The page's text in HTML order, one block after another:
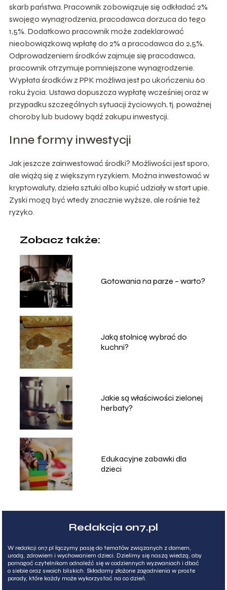
skarb państwa. Pracownik zobowiązuje się odkładać 2%
swojego wynagrodzenia, pracodawca dorzuca do tego
1,5%. Dodatkowo pracownik może zadeklarować
nieobowiązkową wpłatę do 2% a pracodawca do 2,5%.
Odprowadzeniem środków zajmuje się pracodawca,
pracownik otrzymuje pomniejszone wynagrodzenie.
Wypłata środków z PPK możliwa jest po ukończeniu 60
roku życia. Ustawa dopuszcza wypłatę wcześniej oraz w
przypadku szczególnych sytuacji życiowych, tj. poważnej
choroby lub budowy bądź zakupu inwestycji.
Inne formy inwestycji
Jak jeszcze zainwestować środki? Możliwości jest sporo,
ale wiążą się z większym ryzykiem. Można inwestować w
kryptowaluty, dzieła sztuki albo kupić udziały w start upie.
Zyski mogą być wtedy znacznie wyższe, ale rośnie też
ryzyko.
Zobacz także:
Gotowania na parze – warto?
Jaką stolnicę wybrać do
kuchni?
Jakie są właściwości zielonej
herbaty?
Edukacyjne zabawki dla
dzieci
Redakcja on7.pl
W redakcji on7.pl łączymy pasję do tematów związanych z domem,
urodą, zdrowiem i wychowaniem dzieci. Dzielimy się naszą wiedzą, aby
pomagać czytelnikom odnaleźć się w codziennych wyzwaniach i dbać
o siebie oraz swoich bliskich. Składamy złożone zagadnienia w proste
porady, które każdy może wykorzystać na co dzień.